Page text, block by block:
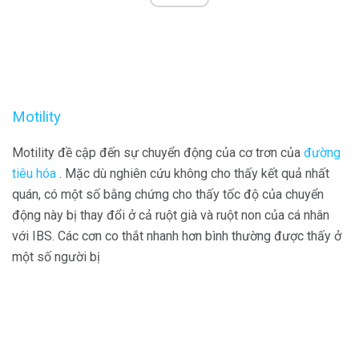
Motility
Motility đề cập đến sự chuyển động của cơ trơn của đường
tiêu hóa . Mặc dù nghiên cứu không cho thấy kết quả nhất
quán, có một số bằng chứng cho thấy tốc độ của chuyển
động này bị thay đổi ở cả ruột già và ruột non của cá nhân
với IBS. Các cơn co thắt nhanh hơn bình thường được thấy ở
một số người bị